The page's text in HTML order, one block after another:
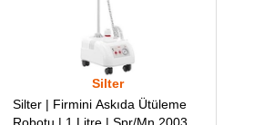
Silter
Silter | Firmini Askıda Ütüleme